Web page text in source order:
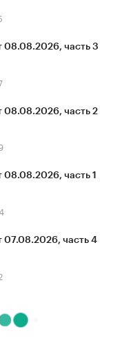
08.08.2026, часть 3
08.08.2026, часть 2
часть 1
07.08.2026, часть 4